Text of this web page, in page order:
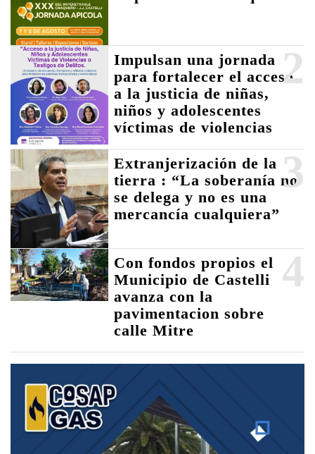
2
Impulsan una jornada
para fortalecer el acceso
a la justicia de niñas,
niños y adolescentes
víctimas de violencias
3
Extranjerización de la
tierra : “La soberanía no
se delega y no es una
mercancía cualquiera”
4
Con fondos propios el
Municipio de Castelli
avanza con la
pavimentacion sobre
calle Mitre